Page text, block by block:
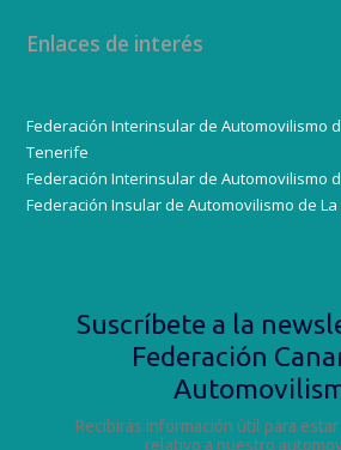
Enlaces de interés
Federación Interinsular de Automovilismo
Tenerife
Federación Interinsular de Automovilismo
Federación Insular de Automovilismo de La